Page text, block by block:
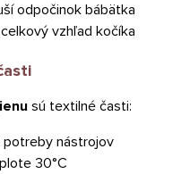
odpočinok bábätka
vzhľad kočíka
sú textilné časti:
potreby nástrojov
30°C